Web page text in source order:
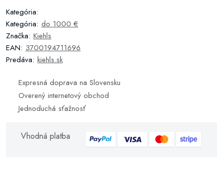
Kategória:
Kategória: do 1000 €
Značka: Kiehls
EAN: 3700194711696
Predáva: kiehls.sk
Expresná doprava na Slovensku
Overený internetový obchod
Jednoduchá sťažnosť
Vhodná platba